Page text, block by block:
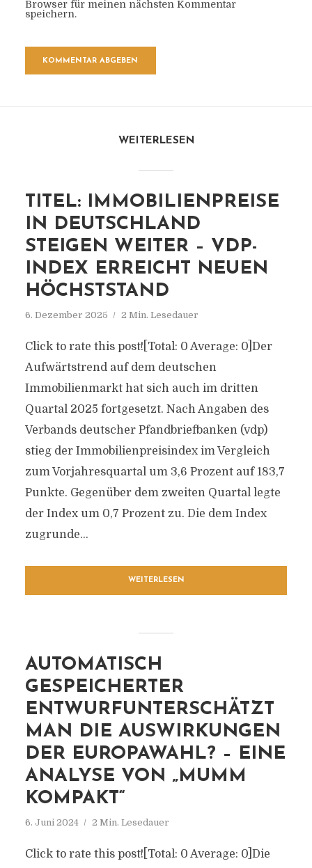
Browser für meinen nächsten Kommentar
speichern.
WEITERLESEN
TITEL: IMMOBILIENPREISE
IN DEUTSCHLAND
STEIGEN WEITER – VDP-
INDEX ERREICHT NEUEN
HÖCHSTSTAND
6. Dezember 2025 2 Min. Lesedauer
Click to rate this post![Total: 0 Average: 0]Der
Aufwärtstrend auf dem deutschen
Immobilienmarkt hat sich auch im dritten
Quartal 2025 fortgesetzt. Nach Angaben des
Verbands deutscher Pfandbriefbanken (vdp)
stieg der Immobilienpreisindex im Vergleich
zum Vorjahresquartal um 3,6 Prozent auf 183,7
Punkte. Gegenüber dem zweiten Quartal legte
der Index um 0,7 Prozent zu. Die dem Index
zugrunde...
WEITERLESEN
AUTOMATISCH
GESPEICHERTER
ENTWURFUNTERSCHÄTZT
MAN DIE AUSWIRKUNGEN
DER EUROPAWAHL? – EINE
ANALYSE VON „MUMM
KOMPAKT“
6. Juni 2024 2 Min. Lesedauer
Click to rate this post![Total: 0 Average: 0]Die